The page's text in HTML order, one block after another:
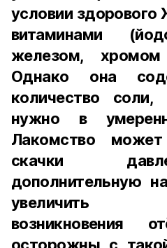
условии
витаминами
железом,
Однако она
количество
нужно в
Лакомство может
скачки
дополнительную
увеличить
возникновения